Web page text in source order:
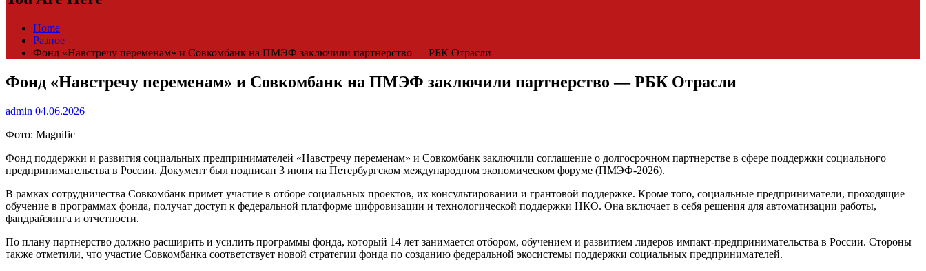
Home
Разное
Фонд «Навстречу переменам» и Совкомбанк на ПМЭФ заключили партнерство — РБК Отрасли
Фонд «Навстречу переменам» и Совкомбанк на ПМЭФ заключили партнерство — РБК Отрасли
admin 04.06.2026
Фото: Magnific
Фонд поддержки и развития социальных предпринимателей «Навстречу переменам» и Совкомбанк заключили соглашение о долгосрочном партнерстве в сфере поддержки социального
предпринимательства в России. Документ был подписан 3 июня на Петербургском международном экономическом форуме (ПМЭФ-2026).
В рамках сотрудничества Совкомбанк примет участие в отборе социальных проектов, их консультировании и грантовой поддержке. Кроме того, социальные предприниматели, проходящие
обучение в программах фонда, получат доступ к федеральной платформе цифровизации и технологической поддержки НКО. Она включает в себя решения для автоматизации работы,
фандрайзинга и отчетности.
По плану партнерство должно расширить и усилить программы фонда, который 14 лет занимается отбором, обучением и развитием лидеров импакт-предпринимательства в России. Стороны
также отметили, что участие Совкомбанка соответствует новой стратегии фонда по созданию федеральной экосистемы поддержки социальных предпринимателей.